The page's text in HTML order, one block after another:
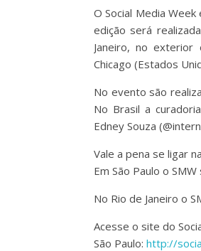
O Social Media
edição será
Janeiro, no exterior
Chicago (Estados
No evento são
No Brasil a
Edney Souza
Vale a pena se ligar
Em São Paulo o
No Rio de Janeiro o
Acesse o site do
São Paulo: http://